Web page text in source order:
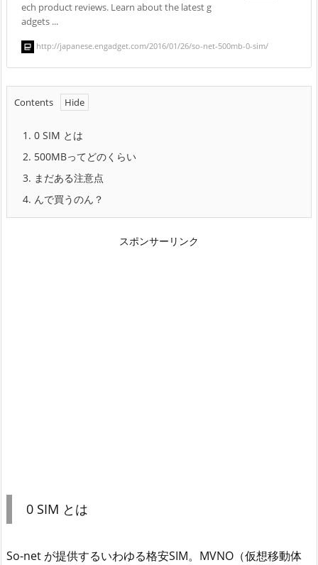
ech product reviews. Learn about the latest g
adgets ...
http://japanese.engadget.com/2016/01/26/so-net-500mb-0-sim/
Contents
1. 0 SIM とは
2. 500MBってどのくらい
3. まだある注意点
4. んで買うのん？
スポンサーリンク
0 SIM とは
So-net が提供するいわゆる格安SIM。MVNO（仮想移動体